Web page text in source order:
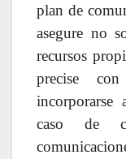
plan de
asegure no
recursos
precise
caso de